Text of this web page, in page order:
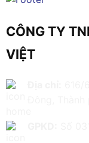
CÔNG TY
VIỆT